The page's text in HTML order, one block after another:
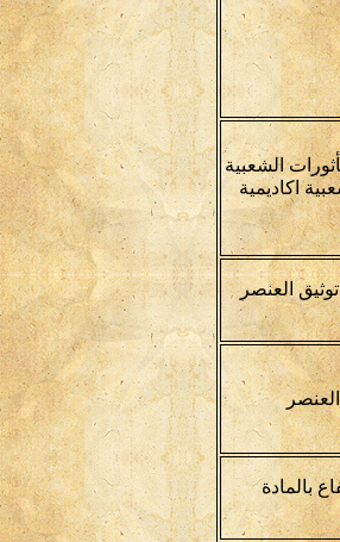
الشعبية
اكاديمية
العنصر
بالمادة